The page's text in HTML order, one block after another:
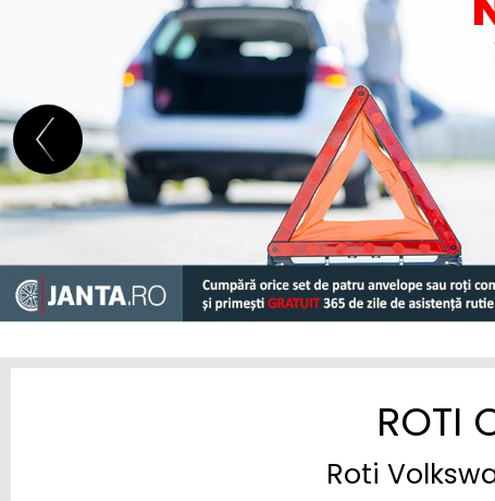
ROTI
Roti